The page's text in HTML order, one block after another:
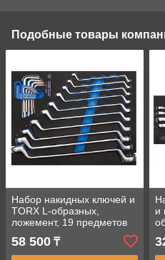
Подобные товары
Набор накидных ключей и
TORX L-образных,
ложемент, 19 предметов
KING TONY 9-90119MRV
58 500 ₸
и